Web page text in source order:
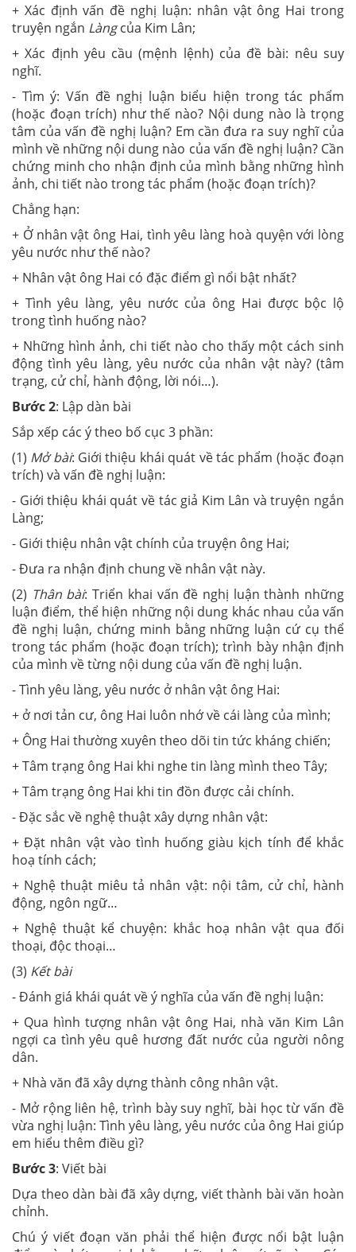
+ Xác định vấn đề nghị luận: nhân vật ông Hai trong
truyện ngắn Làngcủa Kim Lân;
+ Xác định yêu cầu (mệnh lệnh) của đề bài: nêu suy
nghĩ.
- Tìm ý: Vấn đề nghị luận biểu hiện trong tác phẩm
(hoặc đoạn trích) như thế nào? Nội dung nào là trọng
tâm của vấn đề nghị luận? Em cần đưa ra suy nghĩ của
mình về những nội dung nào của vấn đề nghị luận? Cần
chứng minh cho nhận định của mình bằng những hình
ảnh, chi tiết nào trong tác phẩm (hoặc đoạn trích)?
Chẳng hạn:
+ Ở nhân vật ông Hai, tình yêu làng hoà quyện với lòng
yêu nước như thế nào?
+ Nhân vật ông Hai có đặc điểm gì nổi bật nhất?
+ Tình yêu làng, yêu nước của ông Hai được bộc lộ
trong tình huống nào?
+ Những hình ảnh, chi tiết nào cho thấy một cách sinh
động tình yêu làng, yêu nước của nhân vật này? (tâm
trạng, cử chỉ, hành động, lời nói…).
Bước 2: Lập dàn bài
Sắp xếp các ý theo bố cục 3 phần:
(1) Mở bài: Giới thiệu khái quát về tác phẩm (hoặc đoạn
trích) và vấn đề nghị luận:
- Giới thiệu khái quát về tác giả Kim Lân và truyện ngắn
Làng;
- Giới thiệu nhân vật chính của truyện ông Hai;
- Đưa ra nhận định chung về nhân vật này.
(2) Thân bài: Triển khai vấn đề nghị luận thành những
luận điểm, thể hiện những nội dung khác nhau của vấn
đề nghị luận, chứng minh bằng những luận cứ cụ thể
trong tác phẩm (hoặc đoạn trích); trình bày nhận định
của mình về từng nội dung của vấn đề nghị luận.
- Tình yêu làng, yêu nước ở nhân vật ông Hai:
+ ở nơi tản cư, ông Hai luôn nhớ về cái làng của mình;
+ Ông Hai thường xuyên theo dõi tin tức kháng chiến;
+ Tâm trạng ông Hai khi nghe tin làng mình theo Tây;
+ Tâm trạng ông Hai khi tin đồn được cải chính.
- Đặc sắc về nghệ thuật xây dựng nhân vật:
+ Đặt nhân vật vào tình huống giàu kịch tính để khắc
hoạ tính cách;
+ Nghệ thuật miêu tả nhân vật: nội tâm, cử chỉ, hành
động, ngôn ngữ…
+ Nghệ thuật kể chuyện: khắc hoạ nhân vật qua đối
thoại, độc thoại…
(3) Kết bài
- Đánh giá khái quát về ý nghĩa của vấn đề nghị luận:
+ Qua hình tượng nhân vật ông Hai, nhà văn Kim Lân
ngợi ca tình yêu quê hương đất nước của người nông
dân.
+ Nhà văn đã xây dựng thành công nhân vật.
- Mở rộng liên hệ, trình bày suy nghĩ, bài học từ vấn đề
vừa nghị luận: Tình yêu làng, yêu nước của ông Hai giúp
em hiểu thêm điều gì?
Bước 3: Viết bài
Dựa theo dàn bài đã xây dựng, viết thành bài văn hoàn
chỉnh.
Chú ý viết đoạn văn phải thể hiện được nổi bật luận